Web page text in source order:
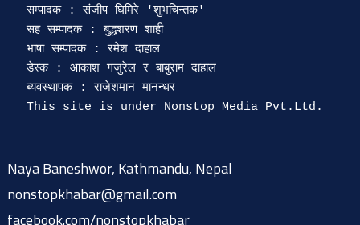
सम्पादक : संजीप घिमिरे 'शुभचिन्तक'
सह सम्पादक : बुद्धशरण शाही
भाषा सम्पादक : रमेश दाहाल
डेस्क : आकाश गजुरेल र बाबुराम दाहाल
ब्यवस्थापक : राजेशमान मानन्धर
Naya Baneshwor, Kathmandu, Nepal
nonstopkhabar@gmail.com
facebook.com/nonstopkhabar